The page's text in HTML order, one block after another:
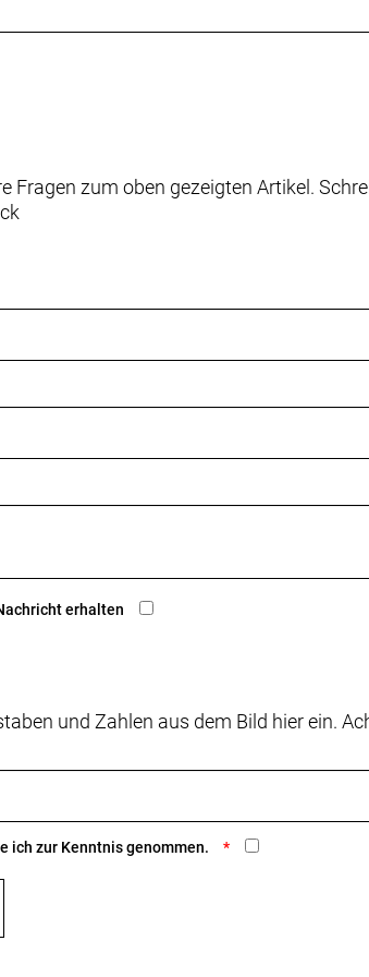
Fragen zum oben gezeigten Artikel.
erhalten
und Zahlen aus dem Bild hier ein.
ich zur Kenntnis genommen.